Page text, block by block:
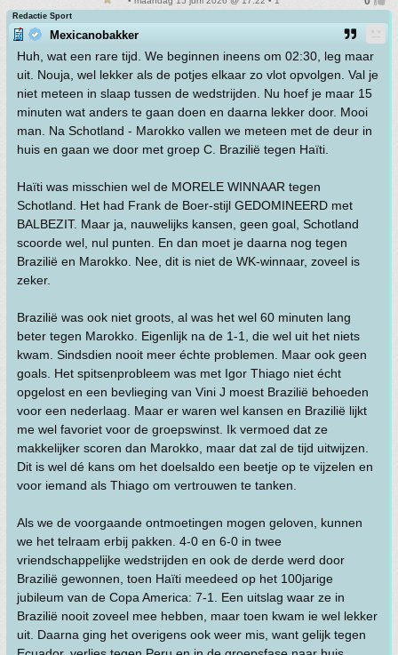
Redactie Sport
Mexicanobakker
Huh, wat een rare tijd. We beginnen ineens om 02:30, leg maar
uit. Nouja, wel lekker als de potjes elkaar zo vlot opvolgen. Val je
niet meteen in slaap tussen de wedstrijden. Nu hoef je maar 15
minuten wat anders te gaan doen en daarna lekker door. Mooi
man. Na Schotland - Marokko vallen we meteen met de deur in
huis en gaan we door met groep C. Brazilië tegen Haïti.
Haïti was misschien wel de MORELE WINNAAR tegen
Schotland. Het had Frank de Boer-stijl GEDOMINEERD met
BALBEZIT. Maar ja, nauwelijks kansen, geen goal, Schotland
scoorde wel, nul punten. En dan moet je daarna nog tegen
Brazilië en Marokko. Nee, dit is niet de WK-winnaar, zoveel is
zeker.
Brazilië was ook niet groots, al was het wel 60 minuten lang
beter tegen Marokko. Eigenlijk na de 1-1, die wel uit het niets
kwam. Sindsdien nooit meer échte problemen. Maar ook geen
goals. Het spitsenprobleem was met Igor Thiago niet écht
opgelost en een bevlieging van Vini J moest Brazilië behoeden
voor een nederlaag. Maar er waren wel kansen en Brazilië lijkt
me wel favoriet voor de groepswinst. Ik vermoed dat ze
makkelijker scoren dan Marokko, maar dat zal de tijd uitwijzen.
Dit is wel dé kans om het doelsaldo een beetje op te vijzelen en
voor iemand als Thiago om vertrouwen te tanken.
Als we de voorgaande ontmoetingen mogen geloven, kunnen
we het telraam erbij pakken. 4-0 en 6-0 in twee
vriendschappelijke wedstrijden en ook de derde werd door
Brazilië gewonnen, toen Haïti meedeed op het 100jarige
jubileum van de Copa America: 7-1. Een uitslag waar ze in
Brazilië nooit zoveel mee hebben, maar toen kwam ie wel lekker
uit. Daarna ging het overigens ook weer mis, want gelijk tegen